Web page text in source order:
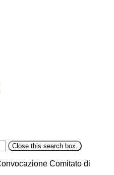
Close this search box.
Comitato di